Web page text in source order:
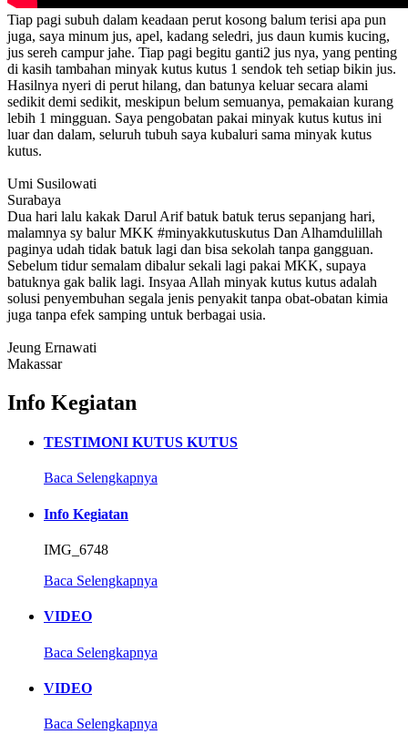
Tiap pagi subuh dalam keadaan perut kosong balum terisi apa pun
juga, saya minum jus, apel, kadang seledri, jus daun kumis kucing,
jus sereh campur jahe. Tiap pagi begitu ganti2 jus nya, yang penting
di kasih tambahan minyak kutus kutus 1 sendok teh setiap bikin jus.
Hasilnya nyeri di perut hilang, dan batunya keluar secara alami
sedikit demi sedikit, meskipun belum semuanya, pemakaian kurang
lebih 1 mingguan. Saya pengobatan pakai minyak kutus kutus ini
luar dan dalam, seluruh tubuh saya kubaluri sama minyak kutus
kutus.
Umi Susilowati
Surabaya
Dua hari lalu kakak Darul Arif batuk batuk terus sepanjang hari,
malamnya sy balur MKK #minyakkutuskutus Dan Alhamdulillah
paginya udah tidak batuk lagi dan bisa sekolah tanpa gangguan.
Sebelum tidur semalam dibalur sekali lagi pakai MKK, supaya
batuknya gak balik lagi. Insyaa Allah minyak kutus kutus adalah
solusi penyembuhan segala jenis penyakit tanpa obat-obatan kimia
juga tanpa efek samping untuk berbagai usia.
Jeung Ernawati
Makassar
Info Kegiatan
TESTIMONI KUTUS KUTUS
Baca Selengkapnya
Info Kegiatan
IMG_6748
Baca Selengkapnya
VIDEO
Baca Selengkapnya
VIDEO
Baca Selengkapnya